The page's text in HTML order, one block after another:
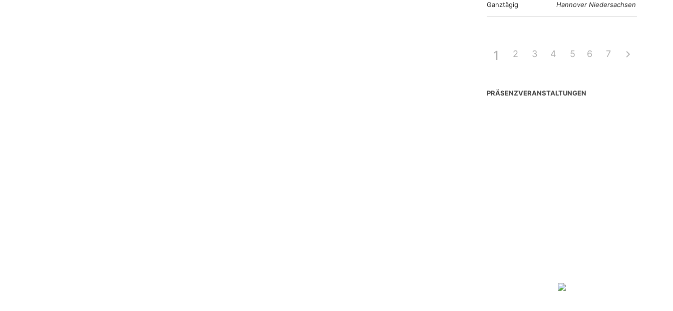
Ganztägig
Hannover Niedersachsen
1 2 3 4 5 6 7
PRÄSENZVERANSTALTUNGEN